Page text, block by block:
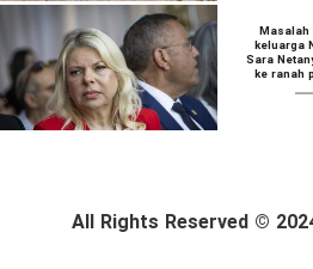
Masalah
keluarga
Sara
ke ranah
All Rights Reserved ©